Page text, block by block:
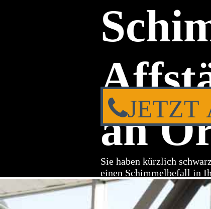
an
Sie haben kürzlich
einen Schimmelbefall in
JETZT